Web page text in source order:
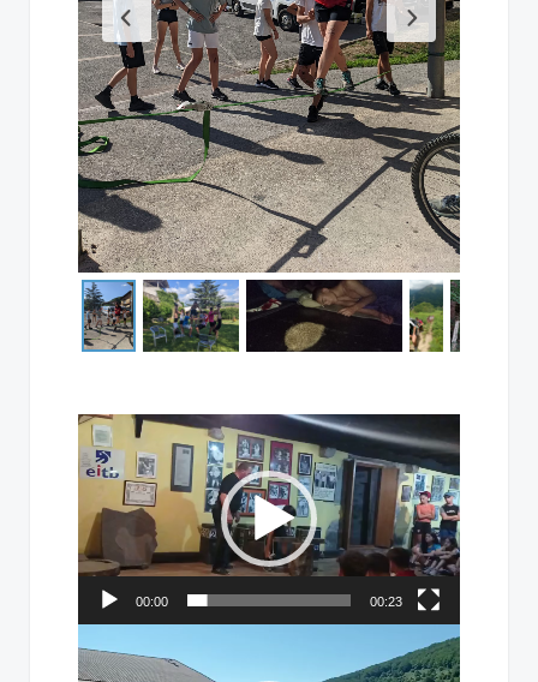
Bideo
erreproduzigailua
00:00 00:23
erreproduzigailua